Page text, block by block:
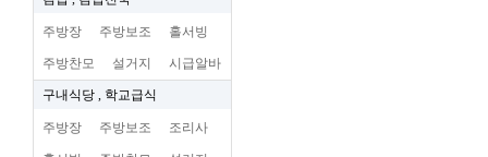
주방장 주방보조 홀서빙
주방찬모 설거지 시급알바
구내식당 , 학교급식
주방장 주방보조 조리사